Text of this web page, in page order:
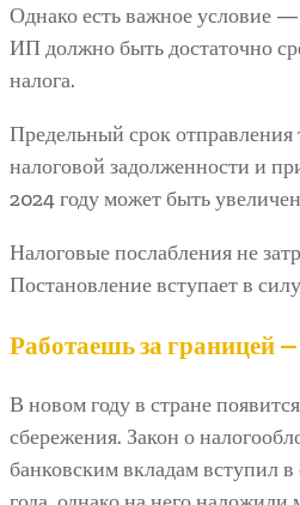
Однако есть важное условие
ИП должно быть достаточно
налога.
Предельный срок отправления
налоговой задолженности и
2024 году может быть
Налоговые послабления не
Постановление вступает в
Работаешь за границей
В новом году в стране
сбережения. Закон о
банковским вкладам вступил